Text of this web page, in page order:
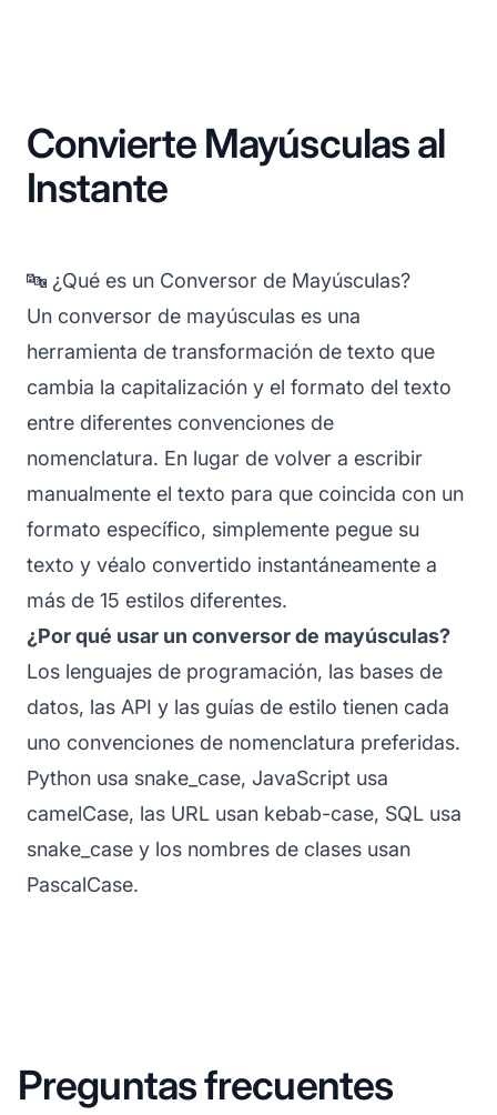
Convierte Mayúsculas al
Instante
🔤 ¿Qué es un Conversor de Mayúsculas?
Un conversor de mayúsculas es una
herramienta de transformación de texto que
cambia la capitalización y el formato del texto
entre diferentes convenciones de
nomenclatura. En lugar de volver a escribir
manualmente el texto para que coincida con un
formato específico, simplemente pegue su
texto y véalo convertido instantáneamente a
más de 15 estilos diferentes.
¿Por qué usar un conversor de mayúsculas?
Los lenguajes de programación, las bases de
datos, las API y las guías de estilo tienen cada
uno convenciones de nomenclatura preferidas.
Python usa snake_case, JavaScript usa
camelCase, las URL usan kebab-case, SQL usa
snake_case y los nombres de clases usan
PascalCase.
Preguntas frecuentes